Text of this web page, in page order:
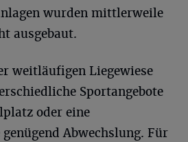
wurden mittlerweile
ausgebaut.
weitläufigen Liegewiese
Sportangebote
oder eine
Abwechslung. Für